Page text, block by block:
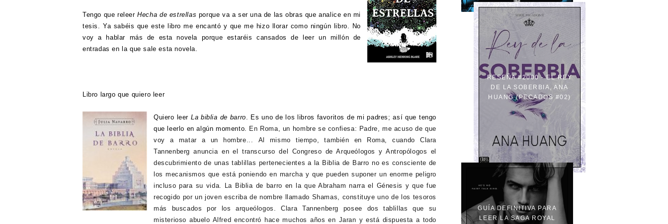
Tengo que releerHecha de estrellas porque va a ser una de las obras que analice en mi
tesis. Ya sabéis que este libro me encantó y que me hizo llorar como ningún libro. No
voy a hablar más de esta novela porque estaréis cansados de leer un millón de
entradas en la que sale esta novela.
Libro largo que quiero leer
Quiero leer La biblia de barro. Es uno de los libros favoritos de mi padres; así que tengo
que leerlo en algún momento. En Roma, un hombre se confiesa: Padre, me acuso de que
voy a matar a un hombre... Al mismo tiempo, también en Roma, cuando Clara
Tannenberg anuncia en el transcurso del Congreso de Arqueólogos y Antropólogos el
descubrimiento de unas tablillas pertenecientes a la Biblia de Barro no es consciente de
los mecanismos que está poniendo en marcha y que pueden suponer un enorme peligro
incluso para su vida. La Biblia de barro en la que Abraham narra el Génesis y que fue
recogido por un joven escriba de nombre llamado Shamas, constituye uno de los tesoros
más buscados por los arqueólogos. Clara Tannenberg posee dos tablillas que su
misterioso abuelo Alfred encontró hace muchos años en Jaran y está dispuesta a todo
RESEÑA #2000 - EL REY
DE LA SOBERBIA, ANA
HUANG (PECADOS #02)
GUÍA DEFINITIVA PARA
LEER LA SAGA ROYAL